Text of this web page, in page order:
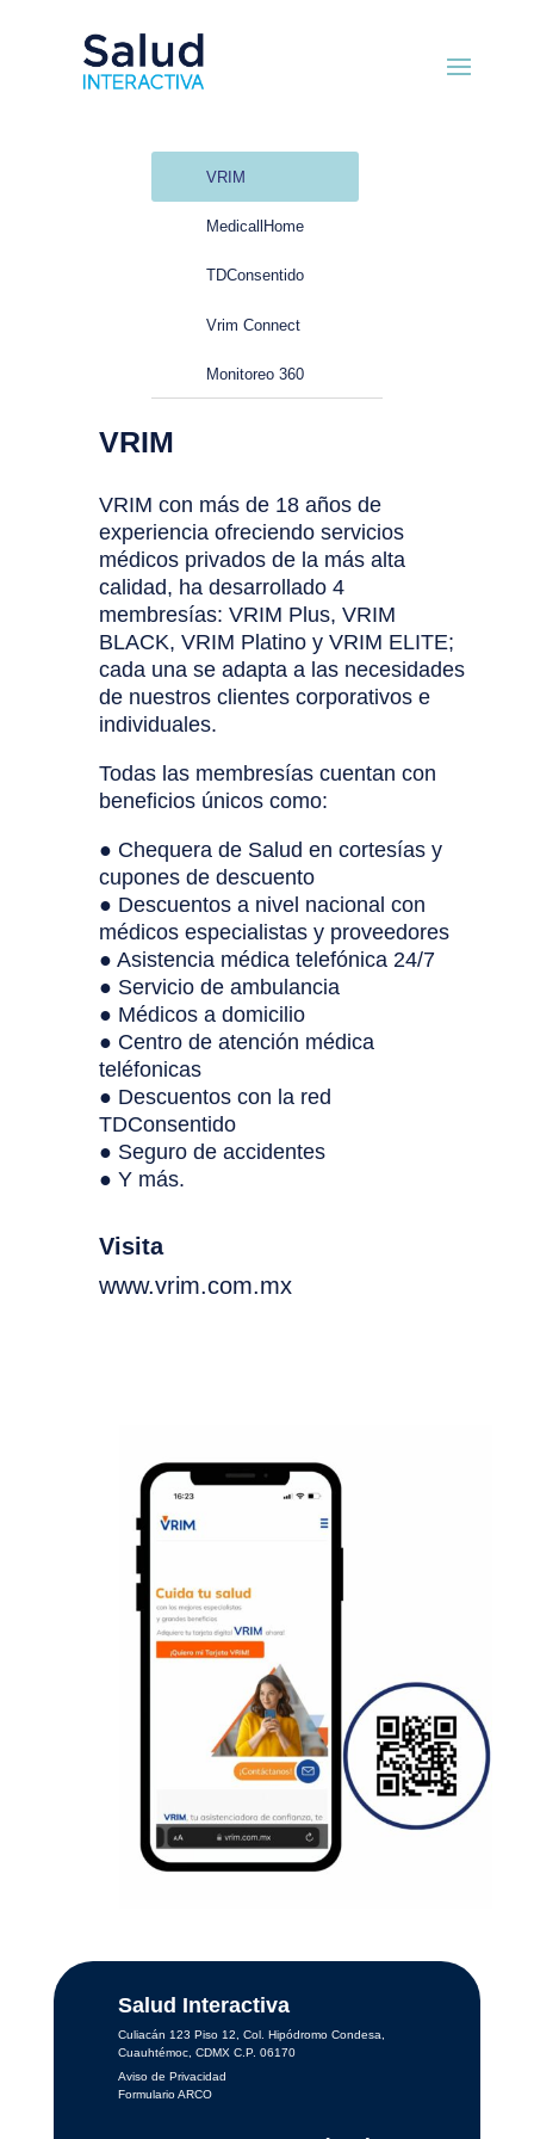
VRIM
MedicallHome
TDConsentido
Vrim Connect
Monitoreo 360
VRIM
VRIM con más de 18 años de
experiencia ofreciendo servicios
médicos privados de la más alta
calidad, ha desarrollado 4
membresías: VRIM Plus, VRIM
BLACK, VRIM Platino y VRIM ELITE;
cada una se adapta a las necesidades
de nuestros clientes corporativos e
individuales.
Todas las membresías cuentan con
beneficios únicos como:
● Chequera de Salud en cortesías y
cupones de descuento
● Descuentos a nivel nacional con
médicos especialistas y proveedores
● Asistencia médica telefónica 24/7
● Servicio de ambulancia
● Médicos a domicilio
● Centro de atención médica
teléfonicas
● Descuentos con la red
TDConsentido
● Seguro de accidentes
● Y más.
Visita
www.vrim.com.mx
Salud Interactiva
Culiacán 123 Piso 12, Col. Hipódromo Condesa,
Cuauhtémoc, CDMX C.P. 06170
Aviso de Privacidad
Formulario ARCO